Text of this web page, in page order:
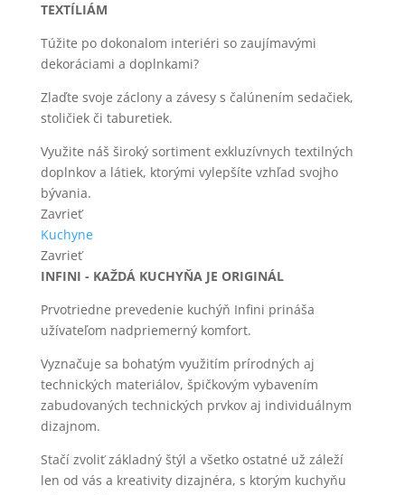
TEXTÍLIÁM
Túžite po dokonalom interiéri so zaujímavými
dekoráciami a doplnkami?
Zlaďte svoje záclony a závesy s čalúnením sedačiek,
stoličiek či taburetiek.
Využite náš široký sortiment exkluzívnych textilných
doplnkov a látiek, ktorými vylepšíte vzhľad svojho
bývania.
Zavrieť
Kuchyne
Zavrieť
INFINI - KAŽDÁ KUCHYŇA JE ORIGINÁL
Prvotriedne prevedenie kuchýň Infini prináša
užívateľom nadpriemerný komfort.
Vyznačuje sa bohatým využitím prírodných aj
technických materiálov, špičkovým vybavením
zabudovaných technických prvkov aj individuálnym
dizajnom.
Stačí zvoliť základný štýl a všetko ostatné už záleží
len od vás a kreativity dizajnéra, s ktorým kuchyňu